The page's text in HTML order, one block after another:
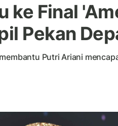
ke Final
Pekan
Putri Ariani